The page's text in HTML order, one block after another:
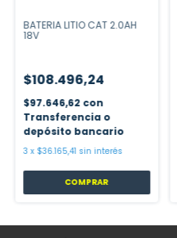
BATERIA LITIO CAT 2.0AH
18V
$108.496,24
$97.646,62 con
Transferencia o
depósito bancario
3 x $36.165,41 sin interés
COMPRAR